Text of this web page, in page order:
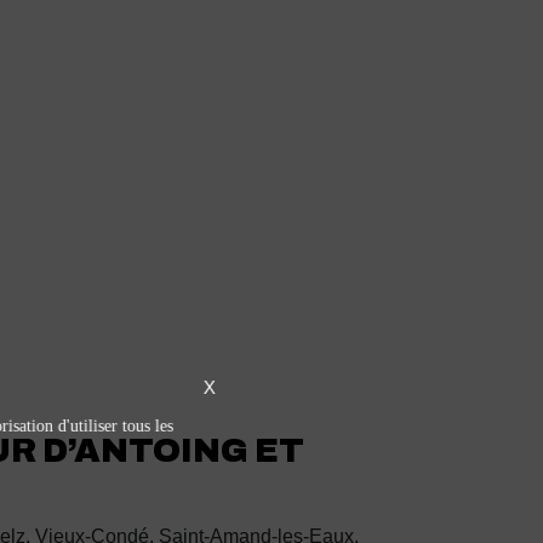
D’ANTOING ET
Vieux-Condé, Saint-Amand-les-Eaux,
X
d'utiliser tous les